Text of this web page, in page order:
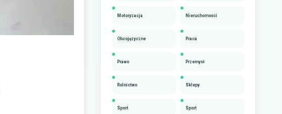
Motoryzacja Nieruchomości
Obcojęzyczne Praca
Prawo Przemysł
Rolnictwo Sklepy
Sport Sport